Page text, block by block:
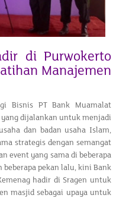
di Purwokerto
Manajemen
Bisnis PT Bank Muamalat
yang dijalankan untuk menjadi
dan badan usaha Islam,
strategis dengan semangat
event yang sama di beberapa
beberapa pekan lalu, kini Bank
hadir di Sragen untuk
masjid sebagai upaya untuk